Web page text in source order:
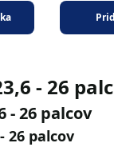
- 26
- 26 palcov
26 palcov